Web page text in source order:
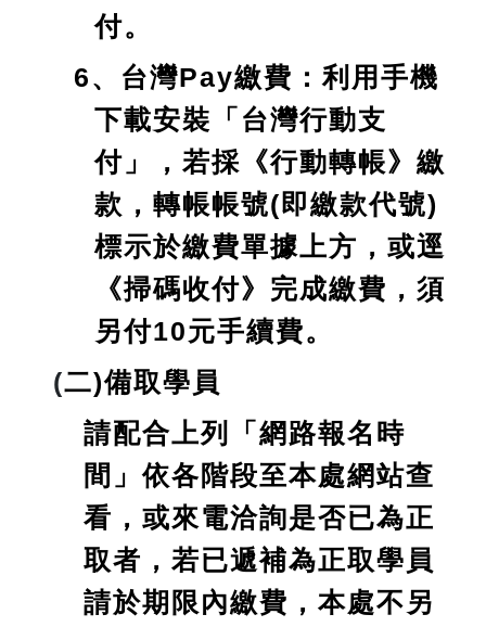
付。
6、台灣Pay繳費：利用手機
下載安裝「台灣行動支
付」，若採《行動轉帳》繳
款，轉帳帳號(即繳款代號)
標示於繳費單據上方，或逕
《掃碼收付》完成繳費，須
另付10元手續費。
(二)備取學員
請配合上列「網路報名時
間」依各階段至本處網站查
看，或來電洽詢是否已為正
取者，若已遞補為正取學員
請於期限內繳費，本處不另